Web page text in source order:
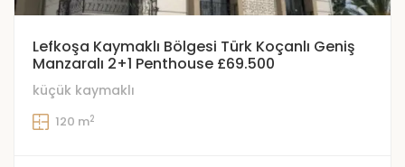
Lefkoşa Kaymaklı Bölgesi Türk Koçanlı Geniş
Manzaralı 2+1 Penthouse £69.500
küçük kaymaklı
120 m2